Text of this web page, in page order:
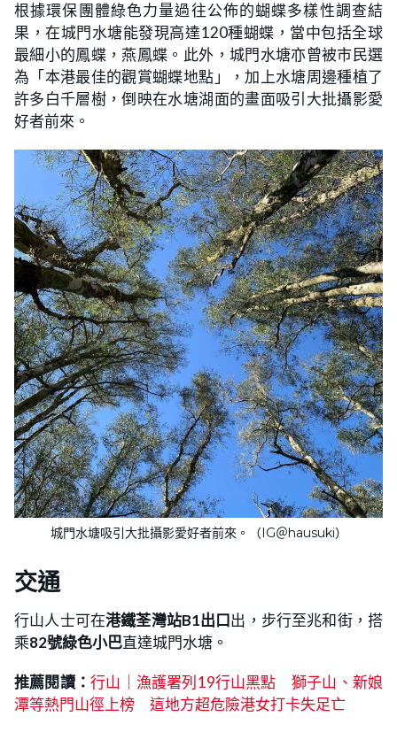
根據環保團體綠色力量過往公佈的蝴蝶多樣性調查結
果，在城門水塘能發現高達120種蝴蝶，當中包括全球
最細小的鳳蝶，燕鳳蝶。此外，城門水塘亦曾被市民選
為「本港最佳的觀賞蝴蝶地點」，加上水塘周邊種植了
許多白千層樹，倒映在水塘湖面的畫面吸引大批攝影愛
好者前來。
城門水塘吸引大批攝影愛好者前來。（IG＠hausuki）
交通
行山人士可在港鐵荃灣站B1出口出，步行至兆和街，搭
乘82號綠色小巴直達城門水塘。
推薦閱讀：行山｜漁護署列19行山黑點 獅子山、新娘
潭等熱門山徑上榜 這地方超危險港女打卡失足亡